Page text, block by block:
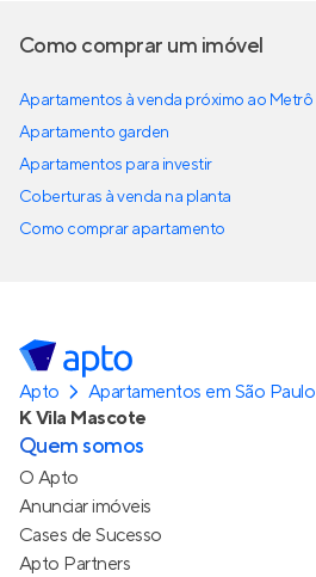
Como comprar um imóvel
Apartamentos à venda próximo ao Metrô
Apartamento garden
Apartamentos para investir
Coberturas à venda na planta
Como comprar apartamento
Apto Apartamentos em São Paulo
K Vila Mascote
Quem somos
O Apto
Anunciar imóveis
Cases de Sucesso
Apto Partners